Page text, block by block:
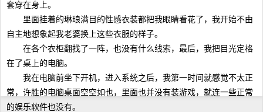
套穿在身上。
里面挂着的琳琅满目的性感衣装都把我眼睛看花了，我开始不由
自主地想象起我老婆换上这些衣服的样子。
在各个衣柜翻找了一阵，也没有什么线索，最后，我把目光定格
在了桌上的电脑。
我在电脑前坐下开机，进入系统之后，我第一时间就感觉不太正
常，许胜的电脑桌面空空如也，里面也并没有装游戏，就连一些正常
的娱乐软件也没有。